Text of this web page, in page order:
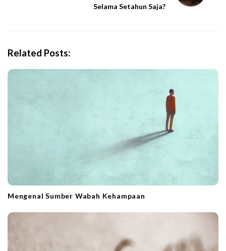
Selama Setahun Saja?
Related Posts:
Mengenal Sumber Wabah Kehampaan